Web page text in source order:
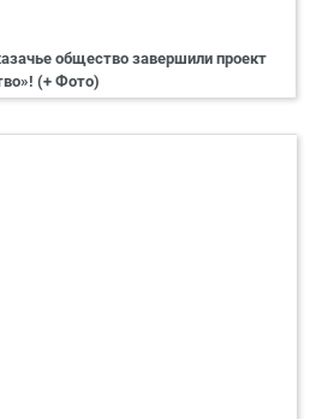
общество завершили проект
(+ Фото)